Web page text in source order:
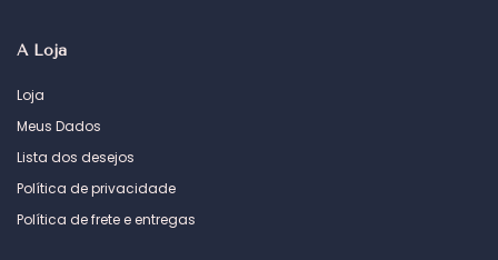
A Loja
Loja
Meus Dados
Lista dos desejos
Política de privacidade
Política de frete e entregas